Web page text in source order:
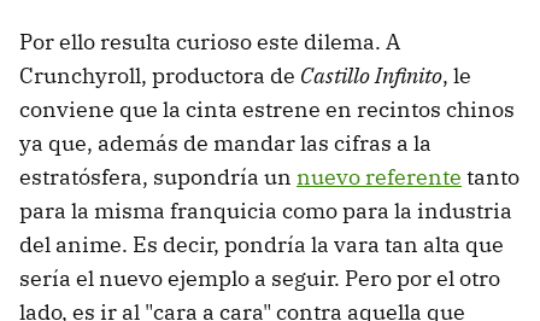
Por ello resulta curioso este dilema. A
Crunchyroll, productora de Castillo Infinito, le
conviene que la cinta estrene en recintos chinos
ya que, además de mandar las cifras a la
estratósfera, supondría un nuevo referente tanto
para la misma franquicia como para la industria
del anime. Es decir, pondría la vara tan alta que
sería el nuevo ejemplo a seguir. Pero por el otro
lado, es ir al "cara a cara" contra aquella que